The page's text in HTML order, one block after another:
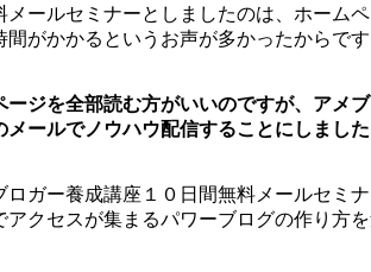
メールセミナーとしましたのは、ホーム
がかかるというお声が多かったからです
ージを全部読む方がいいのですが、アメ
メールでノウハウ配信することにしました
ロガー養成講座１０日間無料メールセミ
クセスが集まるパワーブログの作り方を